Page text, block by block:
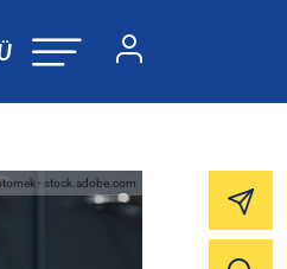
- stock.adobe.com